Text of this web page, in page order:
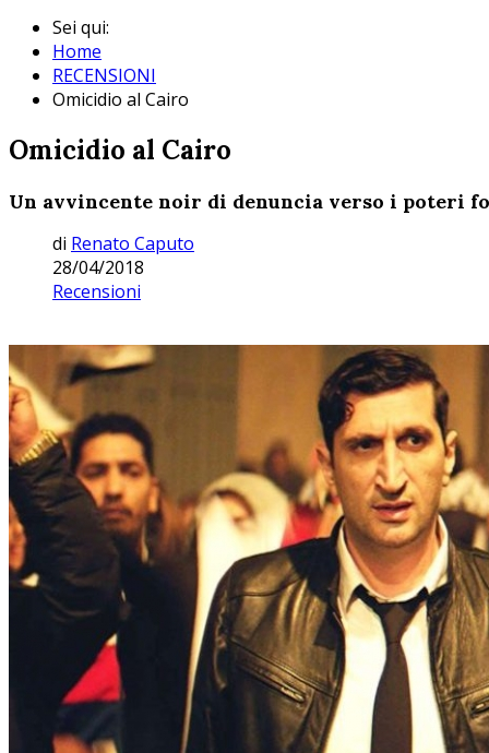
Sei qui:
Home
RECENSIONI
Omicidio al Cairo
Omicidio al Cairo
Un avvincente noir di denuncia verso i poteri
di Renato Caputo
28/04/2018
Recensioni